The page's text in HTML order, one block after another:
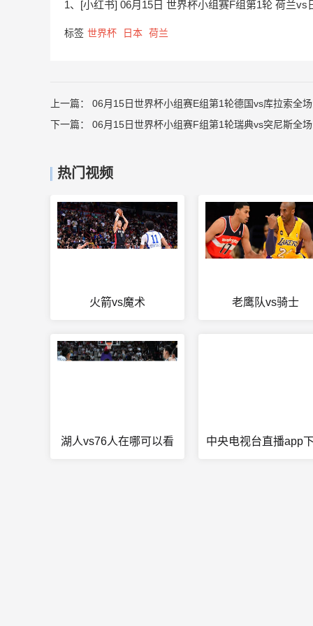
1、[小红书] 06月15日 世界杯小组赛F组第1轮 荷兰vs
标签 世界杯 日本 荷兰
上一篇： 06月15日世界杯小组赛E组第1轮德国vs库拉索全
下一篇： 06月15日世界杯小组赛F组第1轮瑞典vs突尼斯全
热门视频
火箭vs魔术 老鹰队vs骑士
湖人vs76人在哪可以看 中央电视台直播app